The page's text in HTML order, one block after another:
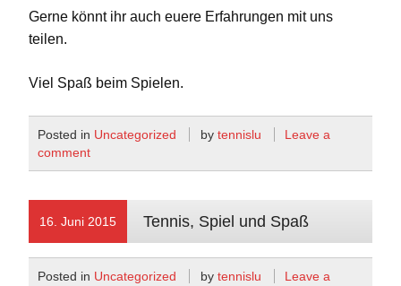
Gerne könnt ihr auch euere Erfahrungen mit uns
teilen.
Viel Spaß beim Spielen.
Posted in Uncategorized by tennislu
Leave a
comment
16. Juni 2015 Tennis, Spiel und Spaß
Posted in Uncategorized by tennislu
Leave a